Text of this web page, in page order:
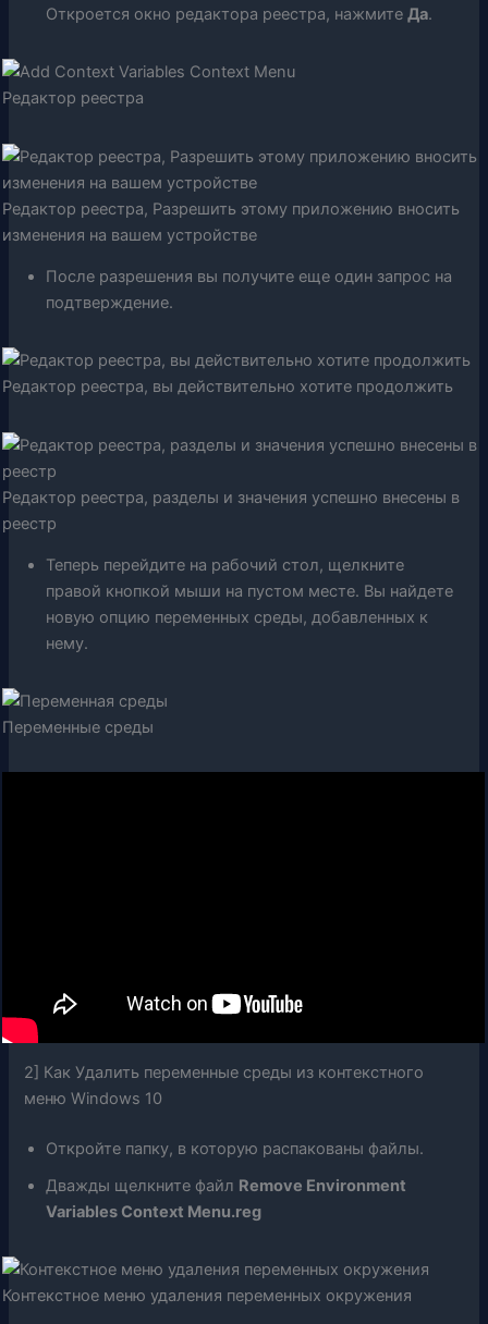
Откроется окно редактора реестра, нажмитеДа.
Редактор реестра
Редактор реестра, Разрешить этому приложению вносить
изменения на вашем устройстве
После разрешения вы получите еще один запрос на
подтверждение.
Редактор реестра, вы действительно хотите продолжить
Редактор реестра, разделы и значения успешно внесены в
реестр
Теперь перейдите на рабочий стол, щелкните
правой кнопкой мыши на пустом месте. Вы найдете
новую опцию переменных среды, добавленных к
нему.
Переменные среды
2] Как Удалить переменные среды из контекстного
меню Windows 10
Откройте папку, в которую распакованы файлы.
Дважды щелкните файл Remove Environment
Variables Context Menu.reg
Контекстное меню удаления переменных окружения